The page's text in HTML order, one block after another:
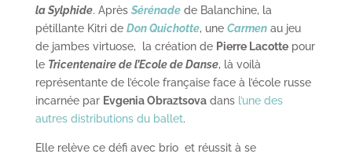
la Sylphide. Après Sérénadede Balanchine, la
pétillante Kitri de Don Quichotte, une Carmenau jeu
de jambes virtuose, la création de Pierre Lacottepour
le Tricentenaire de l’Ecole de Danse, là voilà
représentante de l’école française face à l’école russe
incarnée par Evgenia Obraztsovadans l’une des
autres distributions du ballet.
Elle relève ce défi avec brio et réussit à se